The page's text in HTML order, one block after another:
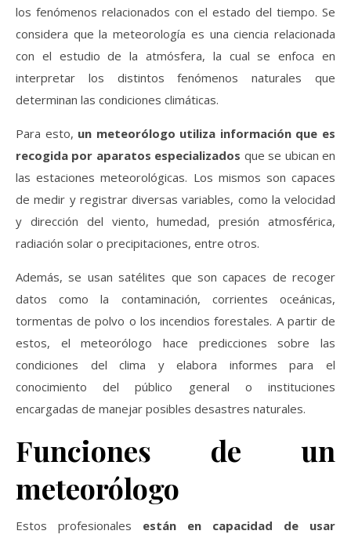
los fenómenos relacionados con el estado del tiempo. Se
considera que la meteorología es una ciencia relacionada
con el estudio de la atmósfera, la cual se enfoca en
interpretar los distintos fenómenos naturales que
determinan las condiciones climáticas.
Para esto, un meteorólogo utiliza información que es
recogida por aparatos especializados que se ubican en
las estaciones meteorológicas. Los mismos son capaces
de medir y registrar diversas variables, como la velocidad
y dirección del viento, humedad, presión atmosférica,
radiación solar o precipitaciones, entre otros.
Además, se usan satélites que son capaces de recoger
datos como la contaminación, corrientes oceánicas,
tormentas de polvo o los incendios forestales. A partir de
estos, el meteorólogo hace predicciones sobre las
condiciones del clima y elabora informes para el
conocimiento del público general o instituciones
encargadas de manejar posibles desastres naturales.
Funciones de un
meteorólogo
Estos profesionales están en capacidad de usar